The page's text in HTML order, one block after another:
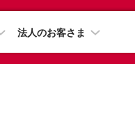
法人のお客さま